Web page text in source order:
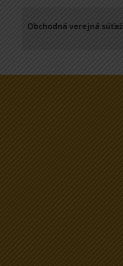
Obchodná verejná súťaž